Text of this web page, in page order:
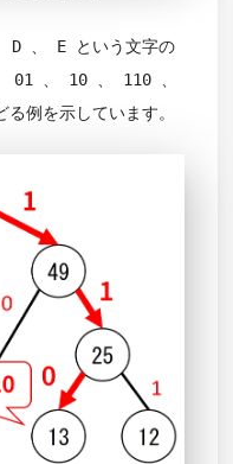
D 、 E という文字の
01 、 10 、 110 、
例を示しています。